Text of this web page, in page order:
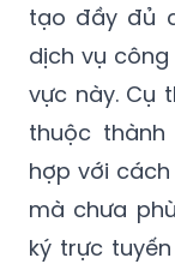
tạo đầy đủ
dịch vụ
vực này. Cụ
thuộc
hợp với
mà chưa
ký trực